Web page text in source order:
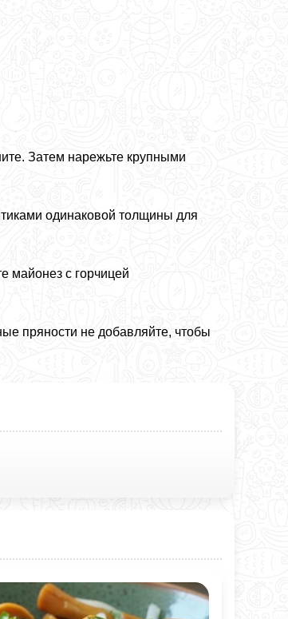
Затем нарежьте крупными
одинаковой толщины для
майонез с горчицей
пряности не добавляйте, чтобы